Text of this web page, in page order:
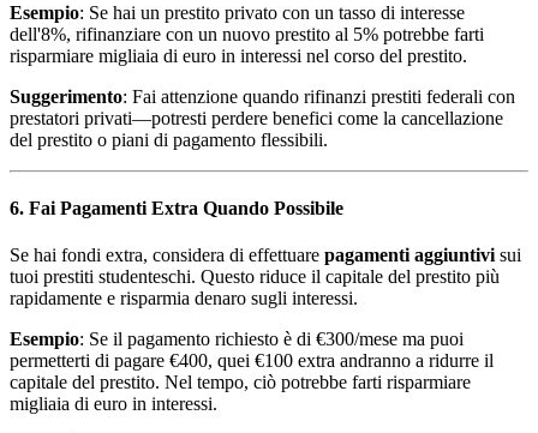
Esempio: Se hai un prestito privato con un tasso di interesse
dell'8%, rifinanziare con un nuovo prestito al 5% potrebbe farti
risparmiare migliaia di euro in interessi nel corso del prestito.
Suggerimento: Fai attenzione quando rifinanzi prestiti federali con
prestatori privati—potresti perdere benefici come la cancellazione
del prestito o piani di pagamento flessibili.
6. Fai Pagamenti Extra Quando Possibile
Se hai fondi extra, considera di effettuare pagamenti aggiuntivi sui
tuoi prestiti studenteschi. Questo riduce il capitale del prestito più
rapidamente e risparmia denaro sugli interessi.
Esempio: Se il pagamento richiesto è di €300/mese ma puoi
permetterti di pagare €400, quei €100 extra andranno a ridurre il
capitale del prestito. Nel tempo, ciò potrebbe farti risparmiare
migliaia di euro in interessi.